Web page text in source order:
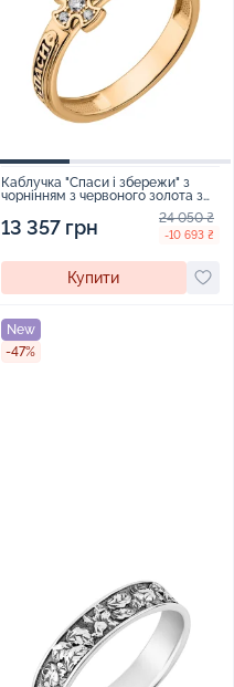
Каблучка "Спаси і збережи" з
чорнінням з червоного золота з
13 357 грн 24 050 ₴
-10 693 ₴
Купити
New
-47%